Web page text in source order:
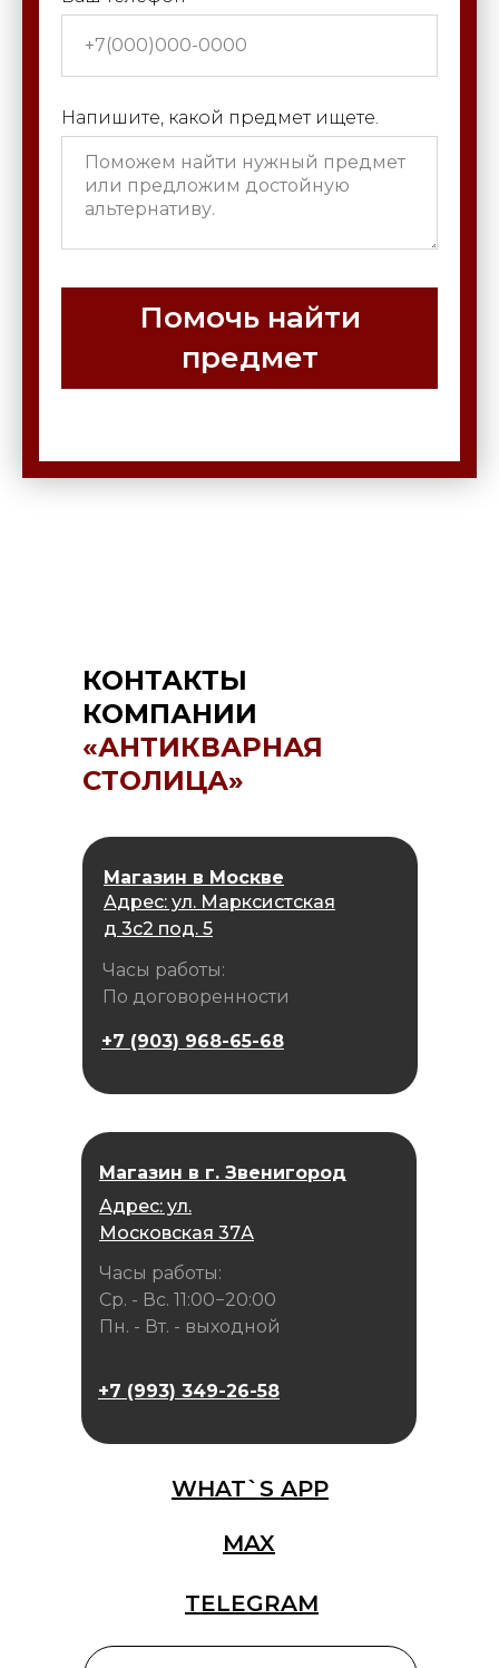
Напишите, какой предмет ищете.
Помочь найти
предмет
КОНТАКТЫ
КОМПАНИИ
«АНТИКВАРНАЯ
СТОЛИЦА»
Магазин в Москве
Адрес: ул. Марксистская
д 3с2 под. 5
Часы работы:
По договоренности
MAX
TELEGRAM
WHAT`S APP
Часы работы:
Ср. - Вс. 11:00−20:00
Пн. - Вт. - выходной
Магазин в г. Звенигород
Адрес: ул.
Московская 37А
+7 (993) 349-26-58
+7 (903) 968-65-68